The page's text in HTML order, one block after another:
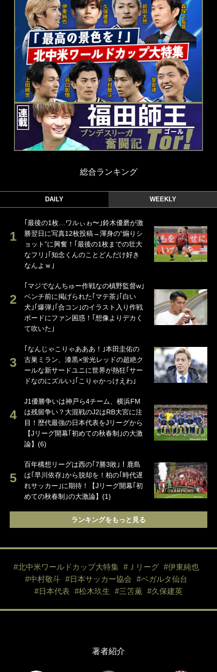
総合ランキング
DAILY WEEKLY
｢最後の1枚…ワルぃゎ〜｣鈴木優磨が激
勝翌日に写真12枚投稿→渾身の“煽りシ
ョット”に興奮！｢最後の1枚までの壮大
なフリ｣｢知念くんのことどんだけ好き
なんよｗ｣
｢マジでなんちゅー作戦なの槙野監督w｣
ベンチ前に掲げられた｢マテ茶｣｢白い
犬｣｢爆弾｣｢合コン｣のイラスト入り作戦
ボードにファン困惑！｢想像よりデカく
て吹いた｣
｢なんじゃこりゃあああ！｣本田圭佑の
古巣ミラン、漆黒×蛍光レッドの超絶ク
ールな新サードユニに世界が熱狂｢サー
ドなのにズルい｣｢こりゃかっけえわ｣
J1優勝争いは神戸ら4チーム、横浜FM
は残留争い？大混戦のJ2はRB大宮に注
目！歴代最強の日本代表をJリーグから
【Jリーグ開幕｢初めての秋春制｣の大激
論】(6)
百年構想リーグは西の｢7勝3敗｣！鹿島
は｢早川依存｣から脱却を！柏の｢時代遅
れサッカー｣に期待！【Jリーグ開幕｢初
めての秋春制｣の大激論】(1)
ランキングをもっと見る
#北中米ワールドカップ大特集 #Ｊリーグ
#伊東純也
#中村敬斗
#日本サッカー協会
#ベガルタ仙台
#日本代表
#松木玖生 #三笘薫 #久保建英
著者紹介